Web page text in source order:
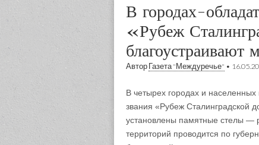
В городах-
«Рубеж
благоустраивают
Автор Газета "Междуречье" •
В четырех городах и населенных
звания «Рубеж Сталинградской
установлены памятные стелы —
территорий проводится по